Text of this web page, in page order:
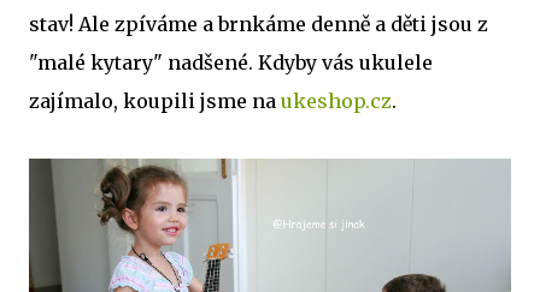
stav! Ale zpíváme a brnkáme denně a děti jsou z
"malé kytary" nadšené. Kdyby vás ukulele
zajímalo, koupili jsme na ukeshop.cz.